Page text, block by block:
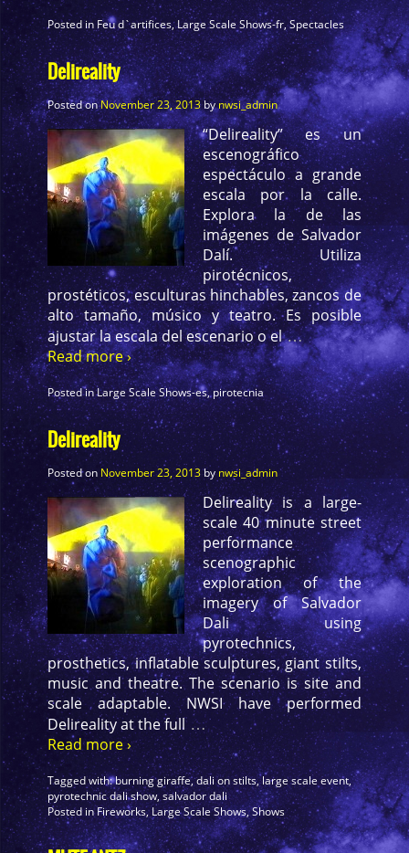
Posted inFeu d`artifices,Large Scale Shows-fr,Spectacles
Delireality
Posted onNovember 23, 2013bynwsi_admin
“Delireality” es un
escenográfico
espectáculo a grande
escala por la calle.
Explora la de las
imágenes de Salvador
Dalí. Utiliza
pirotécnicos,
prostéticos, esculturas hinchables, zancos de
alto tamaño, músico y teatro. Es posible
ajustar la escala del escenario o el …
Read more ›
Posted inLarge Scale Shows-es,pirotecnia
Delireality
Posted on November 23, 2013bynwsi_admin
Delireality is a large-
scale 40 minute street
performance
scenographic
exploration of the
imagery of Salvador
Dali using
pyrotechnics,
prosthetics, inflatable sculptures, giant stilts,
music and theatre. The scenario is site and
scale adaptable. NWSI have performed
Delireality at the full …
Read more ›
Tagged with:burning giraffe,dali on stilts,large scale event,
pyrotechnic dali show,salvador dali
Posted inFireworks,Large Scale Shows,Shows